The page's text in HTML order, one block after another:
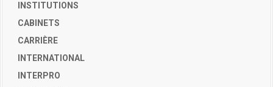
INSTITUTIONS
CABINETS
CARRIÈRE
INTERNATIONAL
INTERPRO